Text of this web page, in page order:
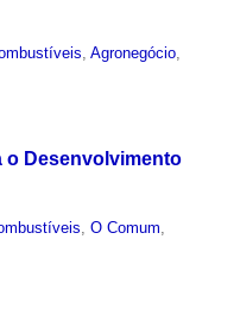
,Agronegócio
o Desenvolvimento
,O Comum